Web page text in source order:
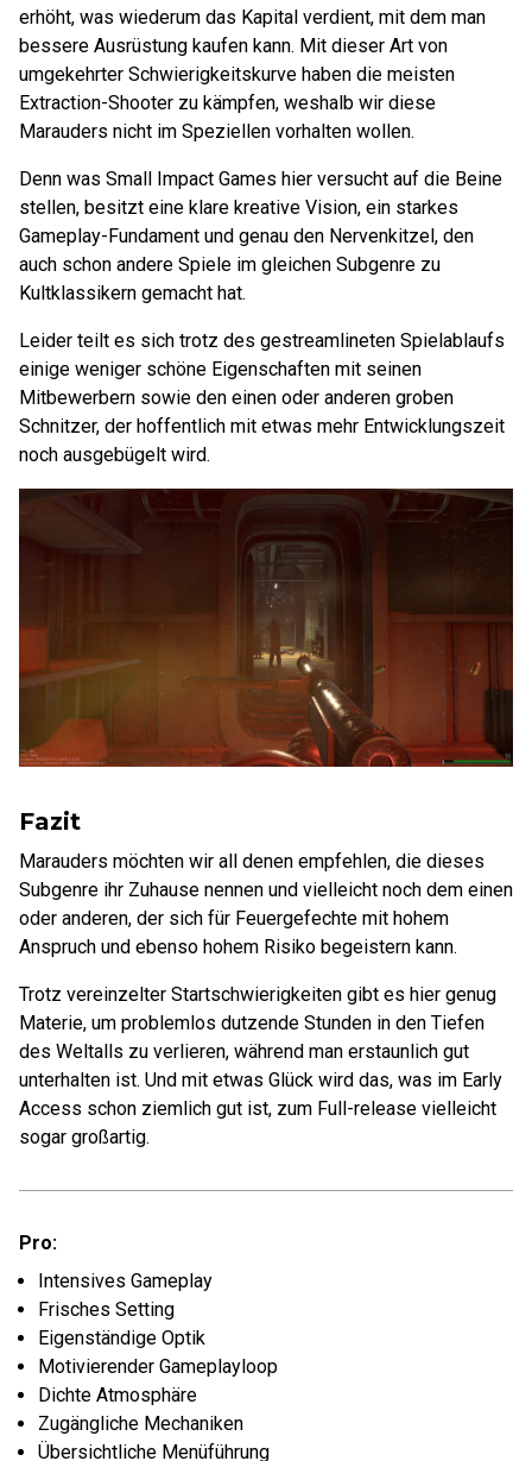
erhöht, was wiederum das Kapital verdient, mit dem man
bessere Ausrüstung kaufen kann. Mit dieser Art von
umgekehrter Schwierigkeitskurve haben die meisten
Extraction-Shooter zu kämpfen, weshalb wir diese
Marauders nicht im Speziellen vorhalten wollen.
Denn was Small Impact Games hier versucht auf die Beine
stellen, besitzt eine klare kreative Vision, ein starkes
Gameplay-Fundament und genau den Nervenkitzel, den
auch schon andere Spiele im gleichen Subgenre zu
Kultklassikern gemacht hat.
Leider teilt es sich trotz des gestreamlineten Spielablaufs
einige weniger schöne Eigenschaften mit seinen
Mitbewerbern sowie den einen oder anderen groben
Schnitzer, der hoffentlich mit etwas mehr Entwicklungszeit
noch ausgebügelt wird.
Fazit
Marauders möchten wir all denen empfehlen, die dieses
Subgenre ihr Zuhause nennen und vielleicht noch dem einen
oder anderen, der sich für Feuergefechte mit hohem
Anspruch und ebenso hohem Risiko begeistern kann.
Trotz vereinzelter Startschwierigkeiten gibt es hier genug
Materie, um problemlos dutzende Stunden in den Tiefen
des Weltalls zu verlieren, während man erstaunlich gut
unterhalten ist. Und mit etwas Glück wird das, was im Early
Access schon ziemlich gut ist, zum Full-release vielleicht
sogar großartig.
Pro:
Intensives Gameplay
Frisches Setting
Eigenständige Optik
Motivierender Gameplayloop
Dichte Atmosphäre
Zugängliche Mechaniken
Übersichtliche Menüführung